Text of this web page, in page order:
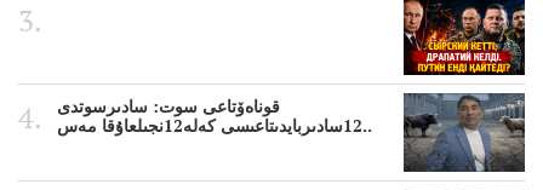
قوناەۆتاعى سوت: سادىرسوتدى
12سادىربايدىتاعىسى كەلە12نجىلعاۇقا مەس..